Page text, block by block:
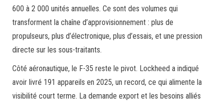
600 à 2 000 unités annuelles. Ce sont des volumes qui
transforment la chaîne d’approvisionnement : plus de
propulseurs, plus d’électronique, plus d’essais, et une pression
directe sur les sous-traitants.
Côté aéronautique, le F-35 reste le pivot. Lockheed a indiqué
avoir livré 191 appareils en 2025, un record, ce qui alimente la
visibilité court terme. La demande export et les besoins alliés